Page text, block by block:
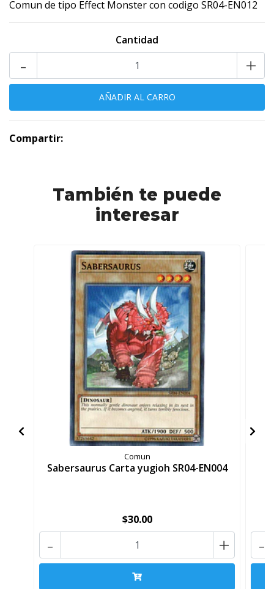
Comun de tipo Effect Monster con codigo SR04-EN012
Cantidad
+
-
Compartir:
También te puede
interesar
Comun
Sabersaurus Carta yugioh SR04-EN004
$30.00
+
- -